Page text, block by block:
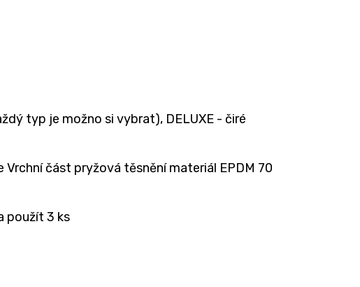
typ je možno si vybrat), DELUXE - čiré
část pryžová těsnění materiál EPDM 70
použít 3 ks